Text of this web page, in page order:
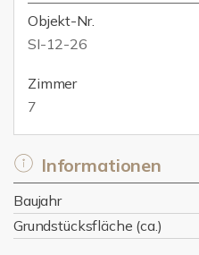
Objekt-Nr.
SI-12-26
Zimmer
7
Informationen
Baujahr
Grundstücksfläche (ca.)